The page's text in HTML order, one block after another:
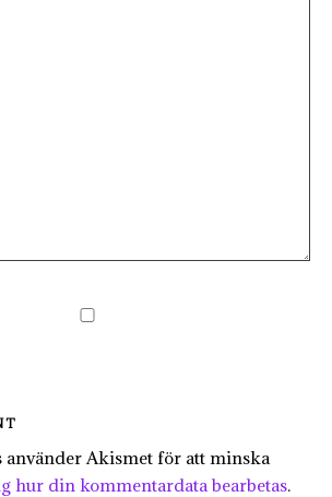
använder Akismet för att minska
hur din kommentardata bearbetas.